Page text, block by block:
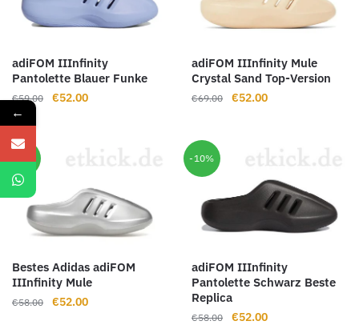
adiFOM IIInfinity
Pantolette Blauer Funke
€59.00
Ursprünglicher
€52.00Aktueller
adiFOM IIInfinity Mule
Crystal Sand Top-Version
€69.00
Ursprünglicher
€52.00Aktueller
Bestes Adidas adiFOM
IIInfinity Mule
€58.00
Ursprünglicher
€52.00Aktueller
-10%
adiFOM IIInfinity
Pantolette Schwarz Beste
Replica
€58.00
Ursprünglicher
€52.00Aktueller
←